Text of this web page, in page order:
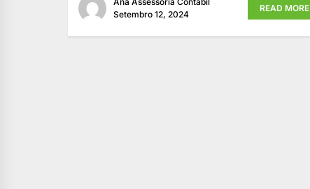
Setembro 12, 2024
READ MORE